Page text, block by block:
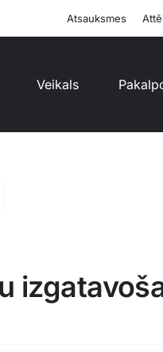
Atsauksmes
Veikals